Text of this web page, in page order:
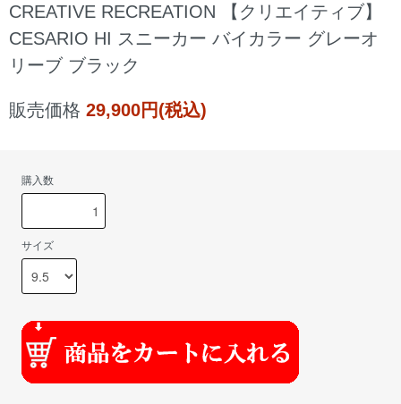
CREATIVE RECREATION 【クリエイティブ】
CESARIO HI スニーカー バイカラー グレーオ
リーブ ブラック
販売価格 29,900円(税込)
購入数
サイズ